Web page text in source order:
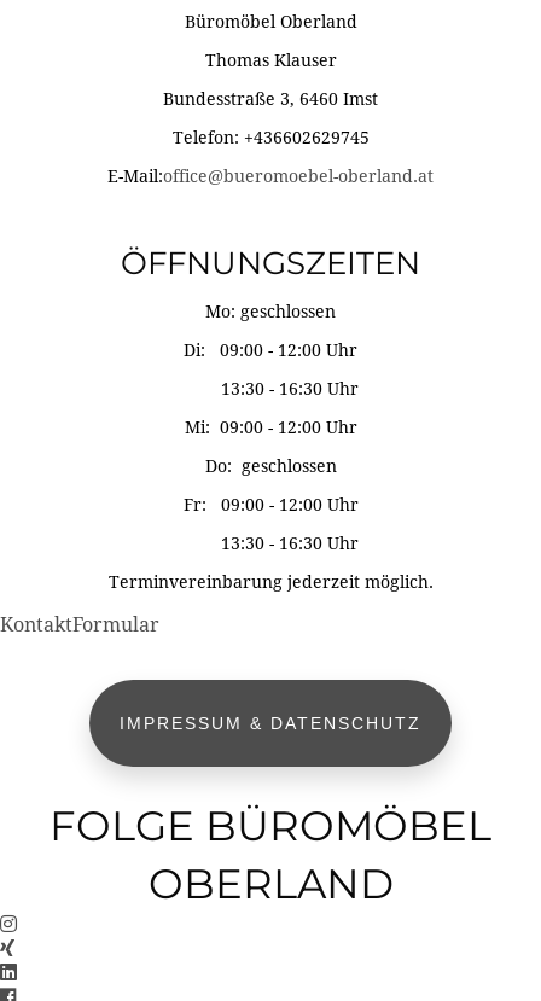
Büromöbel Oberland
Thomas Klauser
Bundesstraße 3, 6460 Imst
Telefon: +436602629745
E-Mail:office@bueromoebel-oberland.at
ÖFFNUNGSZEITEN
Mo: geschlossen
Di: 09:00 - 12:00 Uhr
13:30 - 16:30 Uhr
Mi: 09:00 - 12:00 Uhr
Do: geschlossen
Fr: 09:00 - 12:00 Uhr
13:30 - 16:30 Uhr
Terminvereinbarung jederzeit möglich.
KontaktFormular
IMPRESSUM & DATENSCHUTZ
FOLGE BÜROMÖBEL
OBERLAND